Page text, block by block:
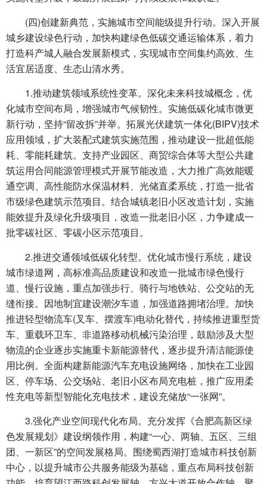
(四)创建新典范，实施城市空间能级提升行动。深入开展
城乡建设绿色行动，加快构建绿色低碳交通运输体系，着力
打造科产城人融合发展新模式，实现城市空间集约高效、生
活宜居适度、生态山清水秀。
1.推动建筑领域系统性变革。深化未来科技城概念，优
化城市空间布局，增强城市气候韧性。实施低碳化城市微更
新行动，坚持“留改拆”并举。拓展光伏建筑一体化(BIPV)技术
应用领域，扩大装配式建筑实施范围，推动建设一批超低能
耗、零能耗建筑。支持产业园区、商贸综合体等大型公共建
筑运用合同能源管理模式开展节能改造，大力推广高效能暖
通空调、高性能防水保温材料、光储直柔系统，打造一批省
市级绿色建筑示范项目。结合城镇老旧小区改造计划，实施
能效提升及绿化升级项目，改造一批老旧小区，力争建成一
批零碳社区、零碳小区示范项目。
2.推进交通领域低碳化转型。优化城市慢行系统，建设
城市绿道网，高标准高品质建设和改造一批城市绿色慢行
道、慢行设施，重点加强步行、骑行与地铁站、公交站的无
缝衔接。因地制宜建设潮汐车道，加强道路拥堵治理。加快
推进轻型物流车(叉车、摆渡车)电动化替代，持续推进重型货
车、重载环卫车、非道路移动机械污染治理，鼓励涉及大型
物流的企业逐步实施重卡新能源替代，逐步提升清洁能源使
用比例。全面构建新能源汽车充电设施网络，加快在工业园
区、停车场、公交场站、老旧小区布局充电桩，推广应用柔
性充电等新型智能化充电技术，建设充储放“一张网”。
3.强化产业空间现代化布局。充分发挥《合肥高新区绿
色发展规划》建设纲领作用，构建“一心、两轴、五区、三组
团、一新区”的空间发展格局。围绕蜀西湖打造城市科技创新
中心，以提升城市公共服务能级为基础，重点布局科技创新